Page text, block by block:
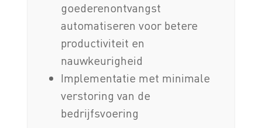
goederenontvangst
automatiseren voor betere
productiviteit en
nauwkeurigheid
Implementatie met minimale
verstoring van de
bedrijfsvoering